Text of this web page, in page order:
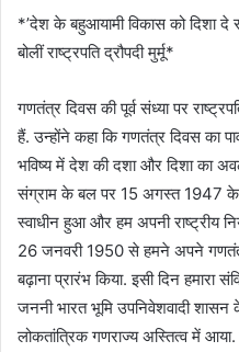
*’देश के बहुआयामी विकास को दिशा दे
बोलीं राष्ट्रपति द्रौपदी मुर्मू*
गणतंत्र दिवस की पूर्व संध्या पर
हैं. उन्होंने कहा कि गणतंत्र दिवस का
भविष्य में देश की दशा और दिशा का
संग्राम के बल पर 15 अगस्त 1947 के
स्वाधीन हुआ और हम अपनी राष्ट्रीय
26 जनवरी 1950 से हमने अपने
बढ़ाना प्रारंभ किया. इसी दिन हमारा
जननी भारत भूमि उपनिवेशवादी शासन
लोकतांत्रिक गणराज्य अस्तित्व में